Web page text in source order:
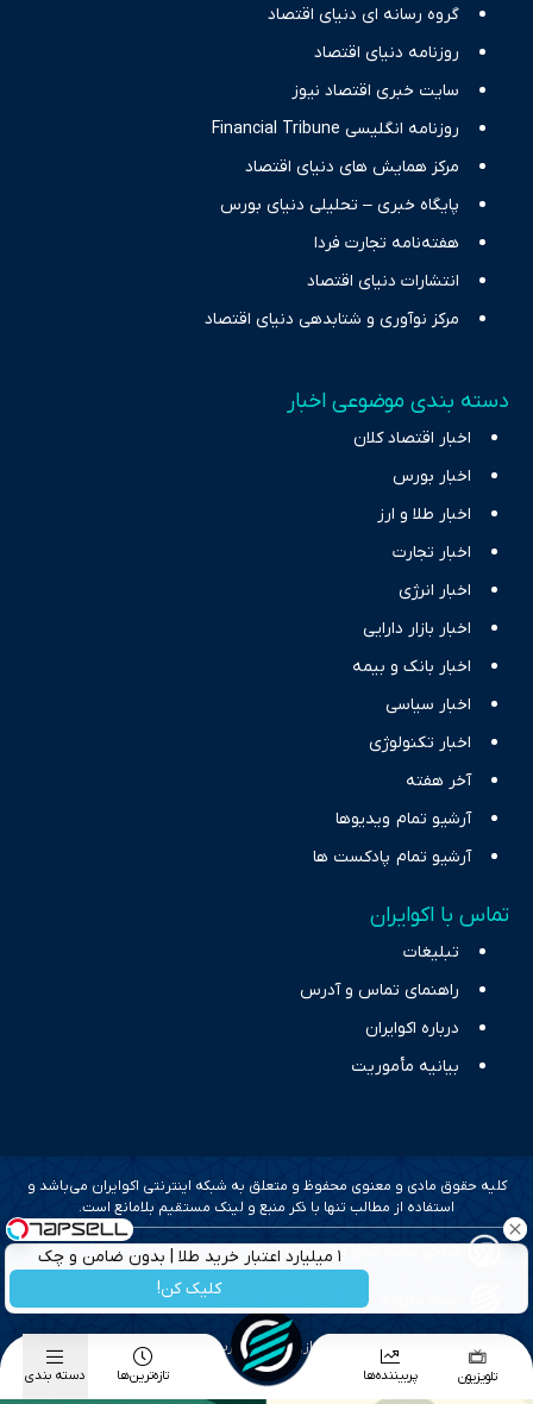
۱ میلیارد اعتبار خرید طلا | بدون ضامن و چک
کلیک کن!
نیازهای خبری مخاطبان در حوزه‌های اثرگذار بر اقتصاد را با رویکردی
حرفه‌ای و روزآمد پوشش می‌دهیم.
گروه رسانه ای دنیای اقتصاد
روزنامه دنیای اقتصاد
سایت خبری اقتصاد نیوز
روزنامه انگلیسی Financial Tribune
مرکز همایش های دنیای اقتصاد
پایگاه خبری – تحلیلی دنیای بورس
هفته‌نامه تجارت فردا
انتشارات دنیای اقتصاد
مرکز نوآوری و شتابدهی دنیای اقتصاد
دسته بندی موضوعی اخبار
اخبار اقتصاد کلان
اخبار بورس
اخبار طلا و ارز
اخبار تجارت
اخبار انرژی
اخبار بازار دارایی
اخبار بانک و بیمه
اخبار سیاسی
اخبار تکنولوژی
آخر هفته
آرشیو تمام ویدیوها
آرشیو تمام پادکست ها
تماس با اکوایران
تبلیغات
راهنمای تماس و آدرس
درباره اکوایران
بیانیه مأموریت
کلیه حقوق مادی و معنوی محفوظ و متعلق به شبکه اینترنتی اکوایران می‌باشد و
استفاده از مطالب تنها با ذکر منبع و لینک مستقیم بلامانع است.
طراحی سایت خبری و خبرگزاری آسام
بهینه سازی و سئو؛ گروه رسانه ای دنیای اقتصاد
طراحی گرافیک و پیاده سازی؛ برآیند تجربه
تلویزیون پربیننده‌ها تازه‌ترین‌ها دسته بندی